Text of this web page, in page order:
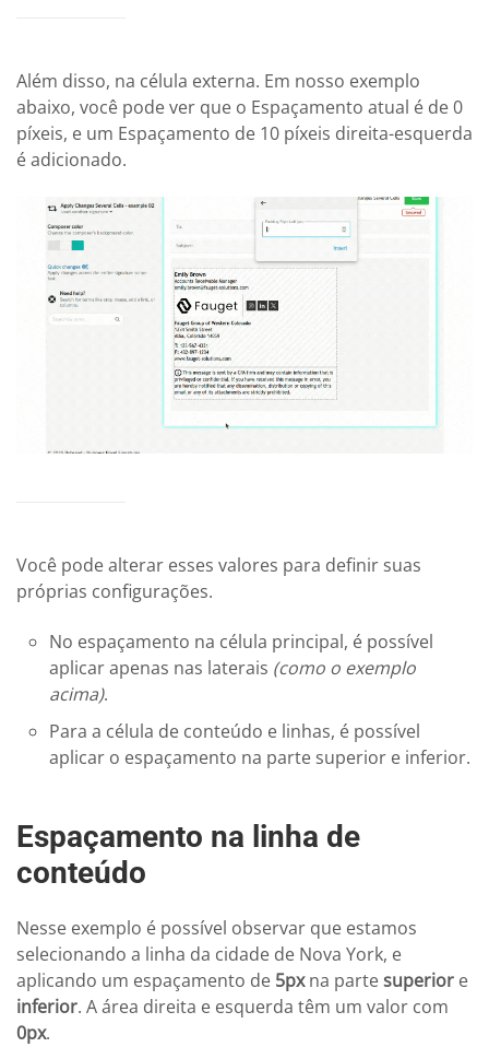
Além disso, na célula externa. Em nosso exemplo
abaixo, você pode ver que o Espaçamento atual é de 0
píxeis, e um Espaçamento de 10 píxeis direita-esquerda
é adicionado.
Você pode alterar esses valores para definir suas
próprias configurações.
No espaçamento na célula principal, é possível
aplicar apenas nas laterais (como o exemplo
acima).
Para a célula de conteúdo e linhas, é possível
aplicar o espaçamento na parte superior e inferior.
Espaçamento na linha de
conteúdo
Nesse exemplo é possível observar que estamos
selecionando a linha da cidade de Nova York, e
aplicando um espaçamento de 5pxna partesuperior e
inferior. A área direita e esquerda têm um valor com
0px.